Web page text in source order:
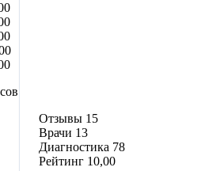
Отзывы 15
Врачи 13
Диагностика 78
Рейтинг 10,00